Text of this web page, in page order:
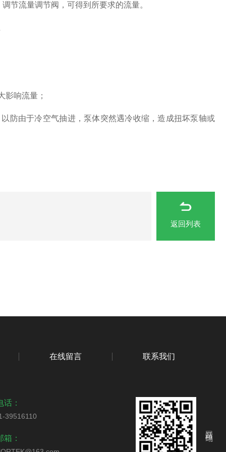
流量调节阀，可得到所要求的流量。
响流量；
由于冷空气抽进，泵体突然遇冷收缩，造成扭坏泵轴或
返回列表
在线留言 联系我们
话：
39516110
箱：